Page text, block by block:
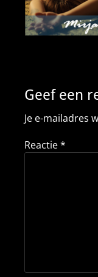
Geef een
Je e-mailadres
Reactie*